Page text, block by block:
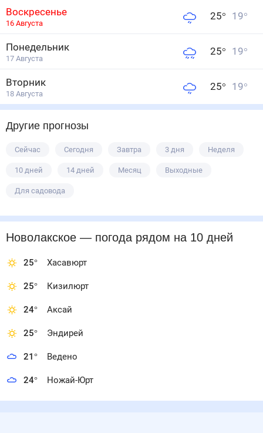
Воскресенье
16 Августа
25° 19°
Понедельник
17 Августа
25° 19°
Вторник
18 Августа
25° 19°
Другие прогнозы
Сейчас Сегодня Завтра 3 дня Неделя
10 дней 14 дней Месяц Выходные
Для садовода
Новолакское — погода рядом на 10 дней
25° Хасавюрт
25° Кизилюрт
24° Аксай
25° Эндирей
21° Ведено
24° Ножай-Юрт